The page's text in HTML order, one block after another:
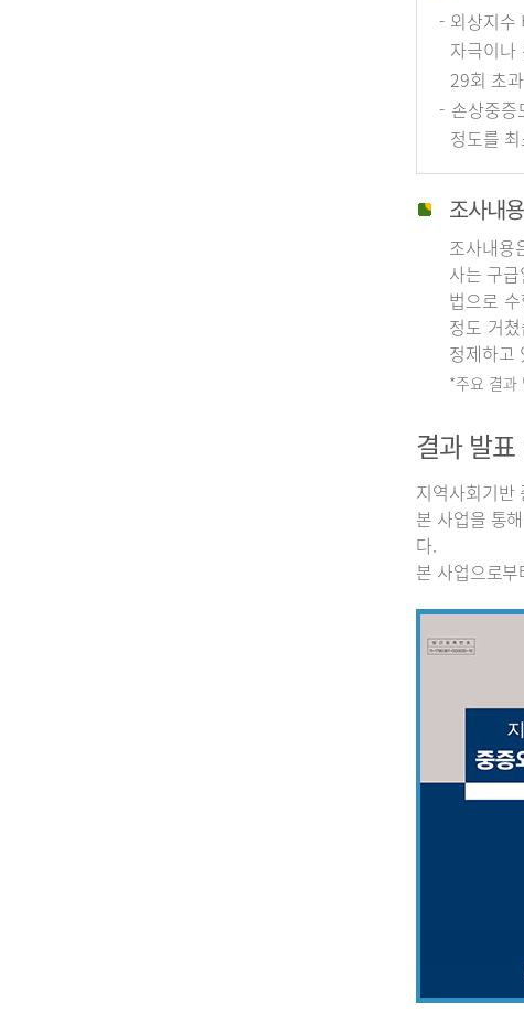
- 외상지수
자극이나
29회 초과
- 손상중
정도를
조사내
조사내용
사는 구
법으로
정도 거
정제하고
*주요 결과
결과 발
지역사회기반
본 사업을 통
다.
본 사업으로